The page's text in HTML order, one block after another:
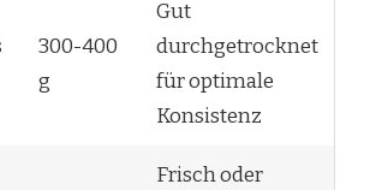
300-400
g
Gut
durchgetrocknet
für optimale
Konsistenz
Frisch oder